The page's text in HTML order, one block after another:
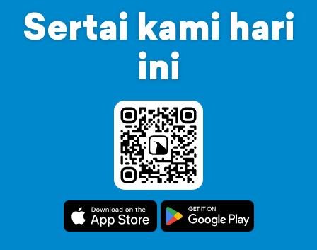
Sertai kami hari
ini